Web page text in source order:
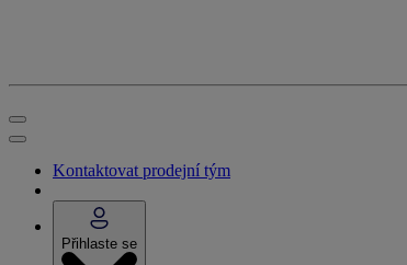
Kontaktovat prodejní tým
Přihlaste se